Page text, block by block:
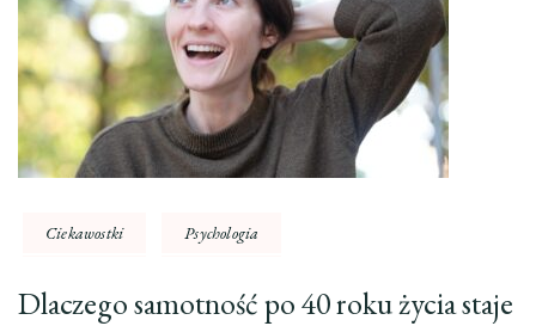
Ciekawostki Psychologia
Dlaczego samotność po 40 roku życia staje